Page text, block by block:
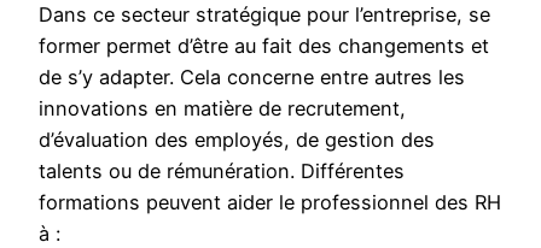
Dans ce secteur stratégique pour l’entreprise, se
former permet d’être au fait des changements et
de s’y adapter. Cela concerne entre autres les
innovations en matière de recrutement,
d’évaluation des employés, de gestion des
talents ou de rémunération. Différentes
formations peuvent aider le professionnel des RH
à :